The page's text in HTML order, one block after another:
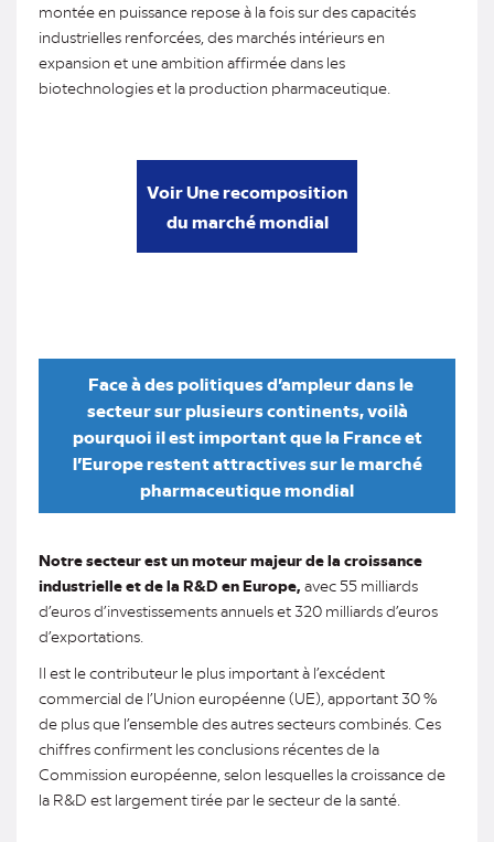
montée en puissance repose à la fois sur des capacités
industrielles renforcées, des marchés intérieurs en
expansion et une ambition affirmée dans les
biotechnologies et la production pharmaceutique.
Voir Une recomposition
du marché mondial
Face à des politiques d’ampleur dans le
secteur sur plusieurs continents, voilà
pourquoi il est important que la France et
l’Europe restent attractives sur le marché
pharmaceutique mondial
Notre secteur est un moteur majeur de la croissance
industrielle et de la R&D en Europe, avec 55 milliards
d’euros d’investissements annuels et 320 milliards d’euros
d’exportations.
Il est le contributeur le plus important à l’excédent
commercial de l’Union européenne (UE), apportant 30 %
de plus que l’ensemble des autres secteurs combinés. Ces
chiffres confirment les conclusions récentes de la
Commission européenne, selon lesquelles la croissance de
la R&D est largement tirée par le secteur de la santé.